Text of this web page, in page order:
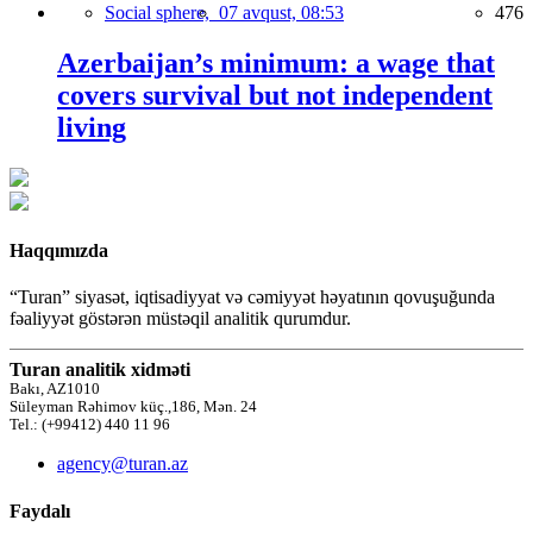
Social sphere, 07 avqust, 08:53 476
Azerbaijan’s minimum: a wage that
covers survival but not independent
living
Haqqımızda
“Turan” siyasət, iqtisadiyyat və cəmiyyət həyatının qovuşuğunda
fəaliyyət göstərən müstəqil analitik qurumdur.
Turan analitik xidməti
Bakı, AZ1010
Süleyman Rəhimov küç.,186, Mən. 24
Tel.: (+99412) 440 11 96
agency@turan.az
Faydalı